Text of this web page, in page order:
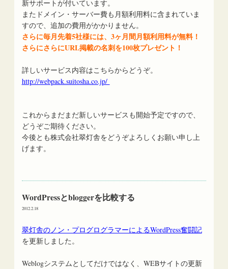
新サポートが付いています。
またドメイン・サーバー費も月額利用料に含まれていま
すので、追加の費用がかかりません。
さらに毎月先着5社様には、3ヶ月間月額利用料が無料！
さらにさらにURL掲載の名刺を100枚プレゼント！
詳しいサービス内容はこちらからどうぞ。
http://webpack.suitosha.co.jp/
これからまだまだ新しいサービスも開始予定ですので、
どうぞご期待ください。
今後とも株式会社翠灯舎をどうぞよろしくお願い申し上
げます。
WordPressとbloggerを比較する
2012.2.18
翠灯舎のノン・プログログラマーによるWordPress奮闘記
を更新しました。
Weblogシステムとしてだけではなく、WEBサイトの更新